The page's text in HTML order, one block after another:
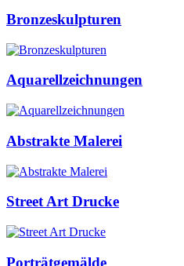
Bronzeskulpturen
Aquarellzeichnungen
Abstrakte Malerei
Street Art Drucke
Porträtgemälde